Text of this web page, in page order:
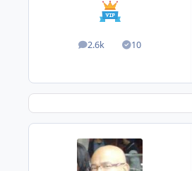
2.6k
posts 10
Soluções